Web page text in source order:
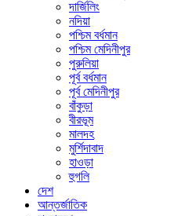
দার্জিলিং
নদিয়া
পশ্চিম বর্ধমান
পশ্চিম মেদিনীপুর
পুরুলিয়া
পূর্ব বর্ধমান
পূর্ব মেদিনীপুর
বাঁকুড়া
বীরভূম
মালদহ
মুর্শিদাবাদ
হাওড়া
হুগলি
দেশ
আন্তর্জাতিক